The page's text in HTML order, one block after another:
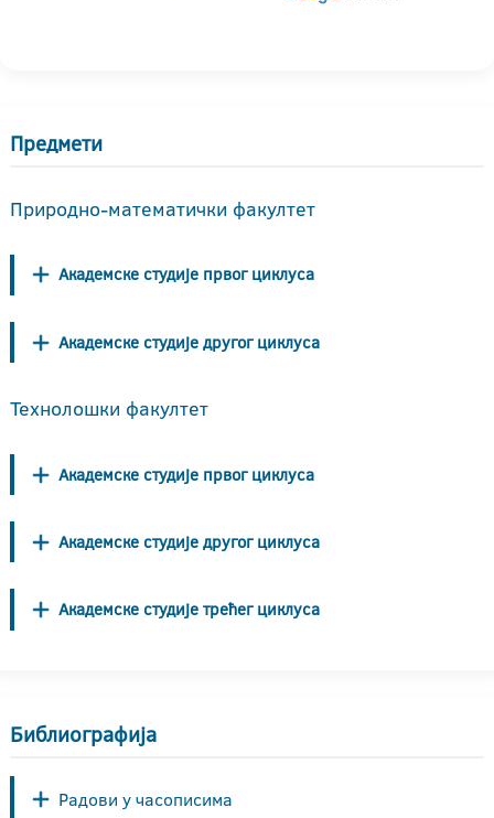
Предмети
Природно-математички факултет
Академске студије првог циклуса
Академске студије другог циклуса
Технолошки факултет
Академске студије првог циклуса
Академске студије другог циклуса
Академске студије трећег циклуса
Библиографија
Радови у часописима